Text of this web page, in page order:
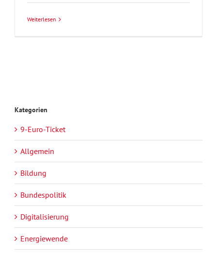
Weiterlesen
Kategorien
9-Euro-Ticket
Allgemein
Bildung
Bundespolitik
Digitalisierung
Energiewende